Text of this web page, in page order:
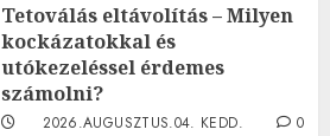
Tetoválás eltávolítás – Milyen
kockázatokkal és
utókezeléssel érdemes
számolni?
2026.AUGUSZTUS.04. KEDD.
0